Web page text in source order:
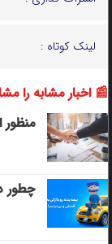
لینک کوتاه :
📰 اخبار مشابه را
چطور